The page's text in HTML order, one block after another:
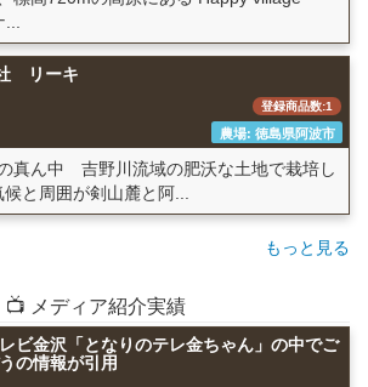
...
リーキ
登録商品数:1
農場: 徳島県阿波市
真ん中 吉野川流域の肥沃な土地で栽培し
と周囲が剣山麓と阿...
もっと見る
📺 メディア紹介実績
ビ金沢「となりのテレ金ちゃん」の中でご
の情報が引用